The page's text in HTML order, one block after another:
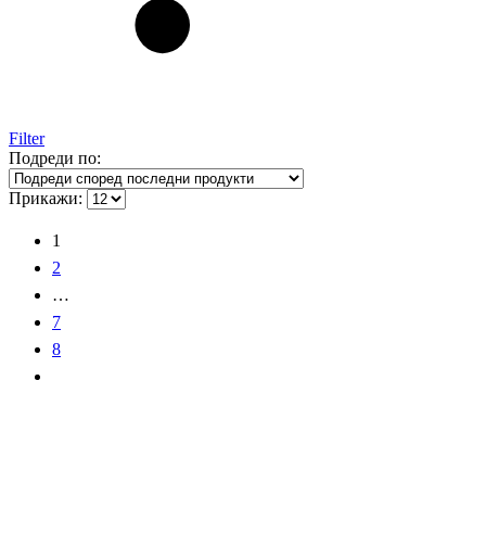
Filter
Подреди по:
Прикажи:
1
2
…
7
8